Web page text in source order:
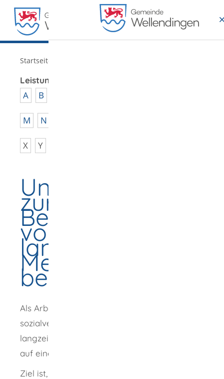
MENÜ
Startseite
Leistungen von A - Z
A B
M N
X Y
Unterstützung
zur
Beschäftigung
von
Menschen
beantragen
Als Arbeitgeber können Sie durch eine
sozialversicherungspflichtige Beschäftigung
langzeitarbeitslosen Menschen die Chance
auf einen neuen Berufsstart eröffnen.
Ziel ist, dass Sie Ihre neue Mitarbeiterin oder